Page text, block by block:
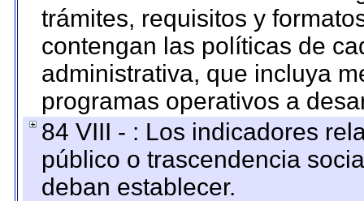
trámites, requisitos y
contengan las políticas de
administrativa, que incluya
programas operativos a
84 VIII - : Los indicadores
público o trascendencia
deban establecer.